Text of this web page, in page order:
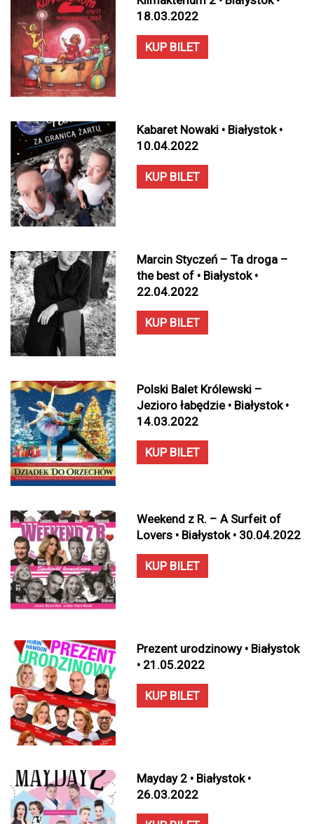
18.03.2022
KUP BILET
Kabaret Nowaki • Białystok •
10.04.2022
KUP BILET
Marcin Styczeń – Ta droga –
the best of • Białystok •
22.04.2022
KUP BILET
Polski Balet Królewski –
Jezioro łabędzie • Białystok •
14.03.2022
KUP BILET
Weekend z R. – A Surfeit of
Lovers • Białystok • 30.04.2022
KUP BILET
Prezent urodzinowy • Białystok
• 21.05.2022
KUP BILET
Mayday 2 • Białystok •
26.03.2022